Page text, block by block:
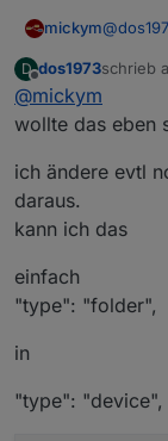
mickym@
im
;-)
Ehrlich
mehr
ich hab
D
Offline
dos1973schrieb
zuletzt
@mickym
wollte das eben
ich ändere evtl
daraus.
kann ich das
einfach
"type": "folder",
in
"type": "device",